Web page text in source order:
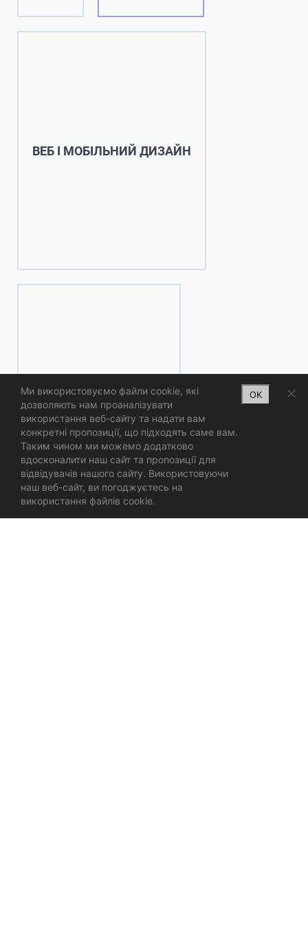
ВЕБ І МОБІЛЬНИЙ ДИЗАЙН
ВЕБ-САЙТИ ПІД КЛЮЧ
Ми використовуємо файли cookie, які
дозволяють нам проаналізувати
використання веб-сайту та надати вам
конкретні пропозиції, що підходять саме вам.
Таким чином ми можемо додатково
вдосконалити наш сайт та пропозиції для
відвідувачів нашого сайту. Використовуючи
наш веб-сайт, ви погоджуєтесь на
використання файлів cookie.
OK